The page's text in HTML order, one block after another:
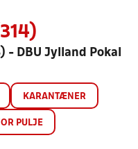
- DBU Jylland Pokal
KARANTÆNER
PULJE